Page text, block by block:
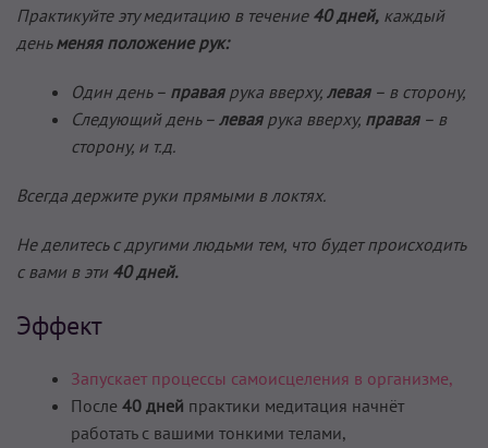
Практикуйте эту медитацию в течение 40 дней, каждый
деньменяя положение рук:
Один день – праваярука вверху, левая– в сторону,
Следующий день – леваярука вверху, правая– в
сторону, и т.д.
Всегда держите руки прямыми в локтях.
Не делитесь с другими людьми тем, что будет происходить
с вами в эти 40 дней.
Эффект
Запускает процессы самоисцеления в организме,
После 40 дней практики медитация начнёт
работать с вашими тонкими телами,